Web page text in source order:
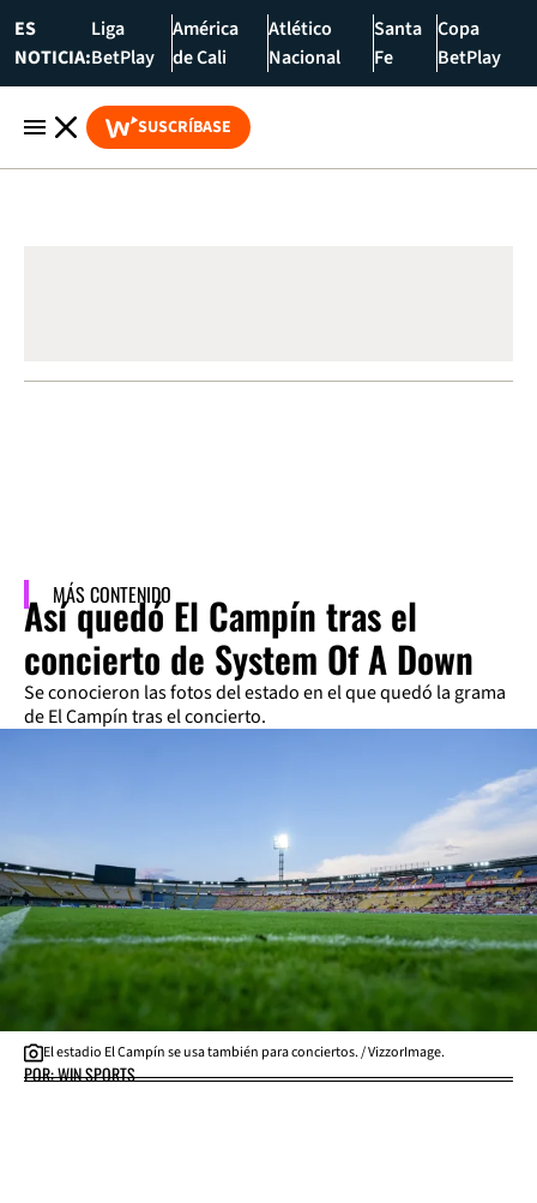
ES
NOTICIA:
Liga
BetPlay
América
de Cali
Atlético
Nacional
Santa
Fe
Copa
BetPlay
SUSCRÍBASE
MÁS CONTENIDO
Así quedó El Campín tras el
concierto de System Of A Down
Se conocieron las fotos del estado en el que quedó la grama
de El Campín tras el concierto.
El estadio El Campín se usa también para conciertos. / VizzorImage.
POR: WIN SPORTS